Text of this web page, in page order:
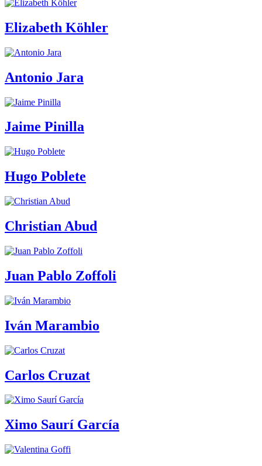
Elizabeth Köhler
Antonio Jara
Jaime Pinilla
Hugo Poblete
Christian Abud
Juan Pablo Zoffoli
Iván Marambio
Carlos Cruzat
Ximo Saurí García